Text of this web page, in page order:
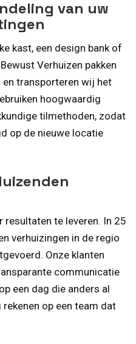
van uw
kast, een design bank of
Verhuizen pakken
transporteren wij het
hoogwaardig
tilmethoden, zodat
op de nieuwe locatie
te leveren. In 25
verhuizingen in de regio
Onze klanten
communicatie
een dag die anders al
op een team dat